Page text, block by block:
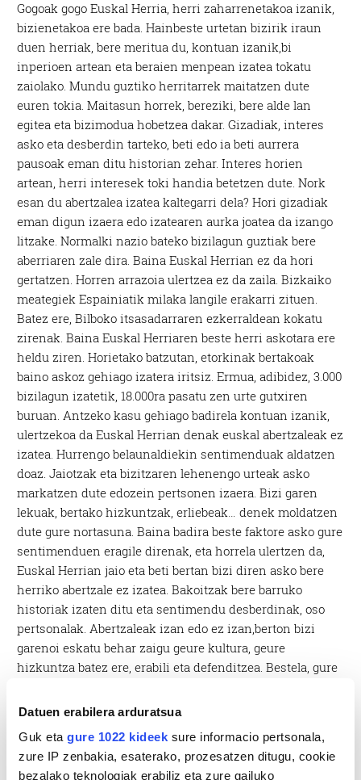
Datuen erabilera arduratsua
Guk eta gure 1022 kideek sure informacio pertsonala,
zure IP zenbakia, esaterako, prozesatzen ditugu, cookie
bezalako teknologiak erabiliz eta zure gailuko
Gogoak gogo Euskal Herria, herri zaharrenetakoa izanik,
bizienetakoa ere bada. Hainbeste urtetan bizirik iraun
duen herriak, bere meritua du, kontuan izanik,bi
inperioen artean eta beraien menpean izatea tokatu
zaiolako. Mundu guztiko herritarrek maitatzen dute
euren tokia. Maitasun horrek, bereziki, bere alde lan
egitea eta bizimodua hobetzea dakar. Gizadiak, interes
asko eta desberdin tarteko, beti edo ia beti aurrera
pausoak eman ditu historian zehar. Interes horien
artean, herri interesek toki handia betetzen dute. Nork
esan du abertzalea izatea kaltegarri dela? Hori gizadiak
eman digun izaera edo izatearen aurka joatea da izango
litzake. Normalki nazio bateko bizilagun guztiak bere
aberriaren zale dira. Baina Euskal Herrian ez da hori
gertatzen. Horren arrazoia ulertzea ez da zaila. Bizkaiko
meategiek Espainiatik milaka langile erakarri zituen.
Batez ere, Bilboko itsasadarraren ezkerraldean kokatu
zirenak. Baina Euskal Herriaren beste herri askotara ere
heldu ziren. Horietako batzutan, etorkinak bertakoak
baino askoz gehiago izatera iritsiz. Ermua, adibidez, 3.000
bizilagun izatetik, 18.000ra pasatu zen urte gutxiren
buruan. Antzeko kasu gehiago badirela kontuan izanik,
ulertzekoa da Euskal Herrian denak euskal abertzaleak ez
izatea. Hurrengo belaunaldiekin sentimenduak aldatzen
doaz. Jaiotzak eta bizitzaren lehenengo urteak asko
markatzen dute edozein pertsonen izaera. Bizi garen
lekuak, bertako hizkuntzak, erliebeak… denek moldatzen
dute gure nortasuna. Baina badira beste faktore asko gure
sentimenduen eragile direnak, eta horrela ulertzen da,
Euskal Herrian jaio eta beti bertan bizi diren asko bere
herriko abertzale ez izatea. Bakoitzak bere barruko
historiak izaten ditu eta sentimendu desberdinak, oso
pertsonalak. Abertzaleak izan edo ez izan,berton bizi
garenoi eskatu behar zaigu geure kultura, geure
hizkuntza batez ere, erabili eta defenditzea. Bestela, gure